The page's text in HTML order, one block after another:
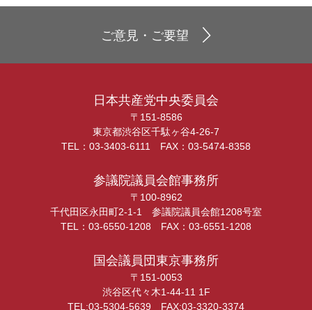
ご意見・ご要望
日本共産党中央委員会
〒151-8586
東京都渋谷区千駄ヶ谷4-26-7
TEL：03-3403-6111 FAX：03-5474-8358
参議院議員会館事務所
〒100-8962
千代田区永田町2-1-1 参議院議員会館1208号室
TEL：03-6550-1208 FAX：03-6551-1208
国会議員団東京事務所
〒151-0053
渋谷区代々木1-44-11 1F
TEL:03-5304-5639 FAX:03-3320-3374